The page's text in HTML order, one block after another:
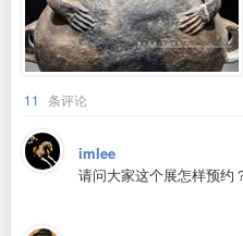
11 条评论
imlee
请问大家这个展怎样预约